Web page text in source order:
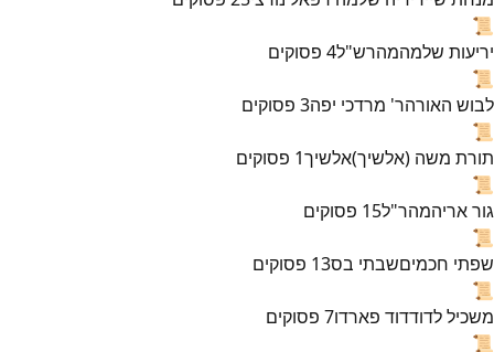
📜
יריעות שלמהמהרש"ל4 פסוקים
📜
לבוש האורהר' מרדכי יפה3 פסוקים
📜
תורת משה (אלשיך)אלשיך1 פסוקים
📜
גור אריהמהר"ל15 פסוקים
📜
שפתי חכמיםשבתי בס13 פסוקים
📜
משכיל לדודדוד פארדו7 פסוקים
📜